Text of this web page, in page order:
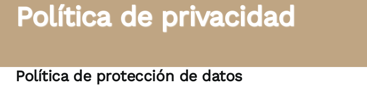
Política de privacidad
Política de protección de datos